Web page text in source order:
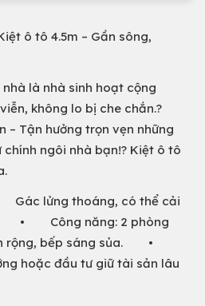
ô tô 4.5m – Gần sông,
nhà là nhà sinh hoạt cộng
không lo bị che chắn.?
– Tận hưởng trọn vẹn những
ngôi nhà bạn!? Kiệt ô tô
lửng thoáng, có thể cải
• Công năng: 2 phòng
rộng, bếp sáng sủa. •
hoặc đầu tư giữ tài sản lâu